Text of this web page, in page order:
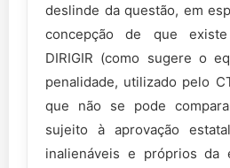
deslinde da questão, em
concepção de que
DIRIGIR (como sugere o
penalidade, utilizado pelo
que não se pode
sujeito à aprovação
inalienáveis e próprios da